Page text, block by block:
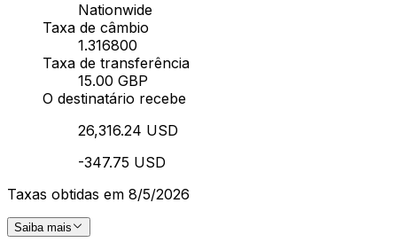
Nationwide
Taxa de câmbio
1.316800
Taxa de transferência
15.00 GBP
O destinatário recebe
26,316.24 USD
-347.75 USD
Taxas obtidas em 8/5/2026
Saiba mais